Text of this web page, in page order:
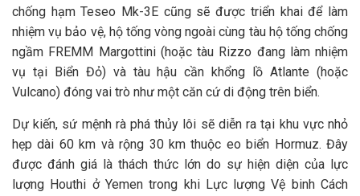
chống hạm Teseo Mk-3E cũng sẽ được triển khai để làm
nhiệm vụ bảo vệ, hộ tống vòng ngoài cùng tàu hộ tống chống
ngầm FREMM Margottini (hoặc tàu Rizzo đang làm nhiệm
vụ tại Biển Đỏ) và tàu hậu cần khổng lồ Atlante (hoặc
Vulcano) đóng vai trò như một căn cứ di động trên biển.
Dự kiến, sứ mệnh rà phá thủy lôi sẽ diễn ra tại khu vực nhỏ
hẹp dài 60 km và rộng 30 km thuộc eo biển Hormuz. Đây
được đánh giá là thách thức lớn do sự hiện diện của lực
lượng Houthi ở Yemen trong khi Lực lượng Vệ binh Cách